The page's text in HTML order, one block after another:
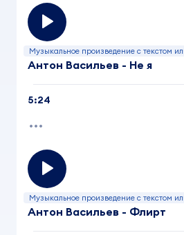
Музыкальное произведение с текстом
Антон Васильев - Не я
5:24
Музыкальное произведение с текстом
Антон Васильев - Флирт